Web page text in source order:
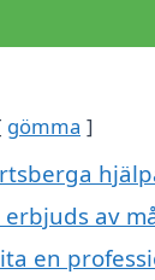
gömma
av
en